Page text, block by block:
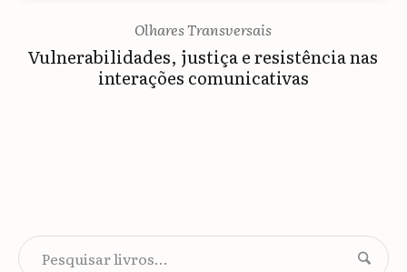
Olhares Transversais
Vulnerabilidades, justiça e resistência nas
interações comunicativas